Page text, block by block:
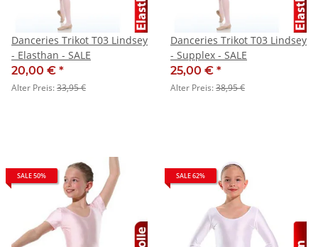
Danceries Trikot T03 Lindsey
- Elasthan - SALE
20,00 € *
Alter Preis:33,95 €
Danceries Trikot T03 Lindsey
- Supplex - SALE
25,00 € *
Alter Preis:38,95 €
SALE 50% SALE 62%